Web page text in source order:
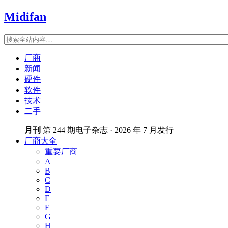
Midifan
厂商
新闻
硬件
软件
技术
二手
月刊 第 244 期电子杂志 · 2026 年 7 月发行
厂商大全
重要厂商
A
B
C
D
E
F
G
H